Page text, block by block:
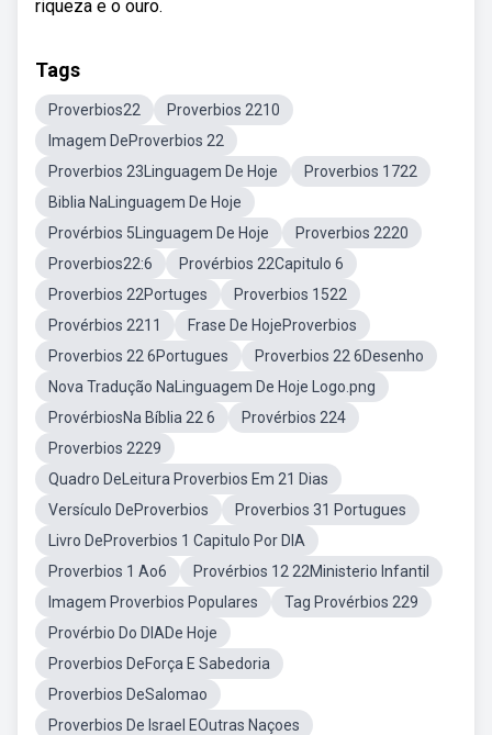
riqueza e o ouro.
Tags
Proverbios22
Proverbios 2210
Imagem DeProverbios 22
Proverbios 23Linguagem De Hoje
Proverbios 1722
Biblia NaLinguagem De Hoje
Provérbios 5Linguagem De Hoje
Proverbios 2220
Proverbios22:6
Provérbios 22Capitulo 6
Proverbios 22Portuges
Proverbios 1522
Provérbios 2211
Frase De HojeProverbios
Proverbios 22 6Portugues
Proverbios 22 6Desenho
Nova Tradução NaLinguagem De Hoje Logo.png
ProvérbiosNa Bíblia 22 6
Provérbios 224
Proverbios 2229
Quadro DeLeitura Proverbios Em 21 Dias
Versículo DeProverbios
Proverbios 31 Portugues
Livro DeProverbios 1 Capitulo Por DIA
Proverbios 1 Ao6
Provérbios 12 22Ministerio Infantil
Imagem Proverbios Populares
Tag Provérbios 229
Provérbio Do DIADe Hoje
Proverbios DeForça E Sabedoria
Proverbios DeSalomao
Proverbios De Israel EOutras Naçoes